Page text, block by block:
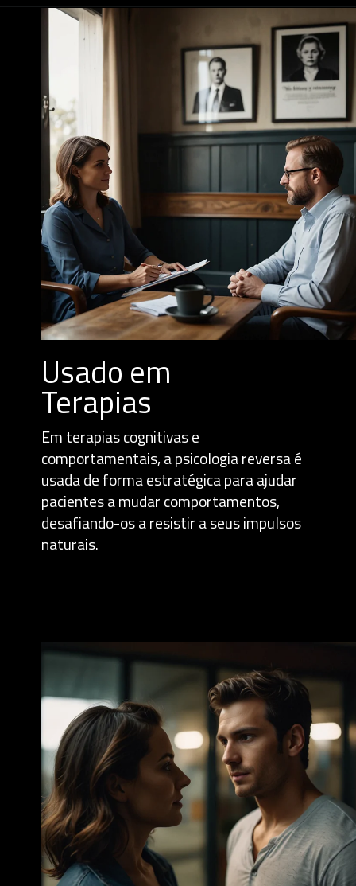
Usado em
Terapias
Em terapias cognitivas e
comportamentais, a psicologia reversa é
usada de forma estratégica para ajudar
pacientes a mudar comportamentos,
desafiando-os a resistir a seus impulsos
naturais.